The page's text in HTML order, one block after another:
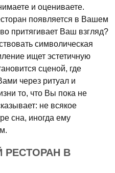
и оцениваете.
появляется в Вашем
притягивает Ваш взгляд?
символическая
ищет эстетичную
сценой, где
через ритуал и
то, что Вы пока не
не всякое
сна, иногда ему
РЕСТОРАН В